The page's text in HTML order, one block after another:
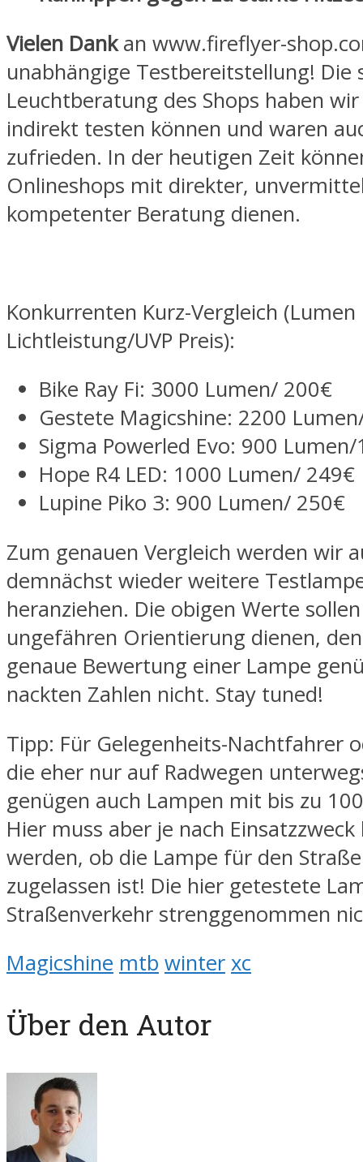
Vielen Dankan www.fireflyer-
unabhängige Testbereitstellung! Die
Leuchtberatung des Shops haben
indirekt testen können und waren
zufrieden. In der heutigen Zeit
Onlineshops mit direkter,
kompetenter Beratung dienen.
Konkurrenten Kurz-Vergleich (Lumen
Lichtleistung/UVP Preis):
Bike Ray Fi: 3000 Lumen/ 200€
Gestete Magicshine: 2200
Sigma Powerled Evo: 900
Hope R4 LED: 1000 Lumen/ 249€
Lupine Piko 3: 900 Lumen/ 250€
Zum genauen Vergleich werden wir
demnächst wieder weitere
heranziehen. Die obigen Werte
ungefähren Orientierung dienen,
genaue Bewertung einer Lampe
nackten Zahlen nicht. Stay tuned!
Tipp: Für Gelegenheits-Nachtfahrer
die eher nur auf Radwegen
genügen auch Lampen mit bis zu
Hier muss aber je nach
werden, ob die Lampe für den
zugelassen ist! Die hier getestete
Straßenverkehr strenggenommen
Magicshine mtb winter xc
Über den Autor